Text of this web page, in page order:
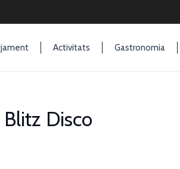
Activitats Gastronomia
Disco